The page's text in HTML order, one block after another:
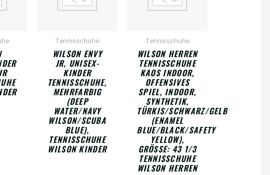
Tennisschuhe
WILSON ENVY
JR, UNISEX-
KINDER
TENNISSCHUHE,
MEHRFARBIG
(DEEP
WATER/NAVY
WILSON/SCUBA
BLUE),
TENNISSCHUHE
WILSON KINDER
Tennisschuhe
WILSON HERREN
TENNISSCHUHE
KAOS INDOOR,
OFFENSIVES
SPIEL, INDOOR,
SYNTHETIK,
TÜRKIS/SCHWARZ/GELB
(ENAMEL
BLUE/BLACK/SAFETY
YELLOW),
GRÖSSE: 43 1/3 T
ENNISSCHUHE W
ILSON HERREN